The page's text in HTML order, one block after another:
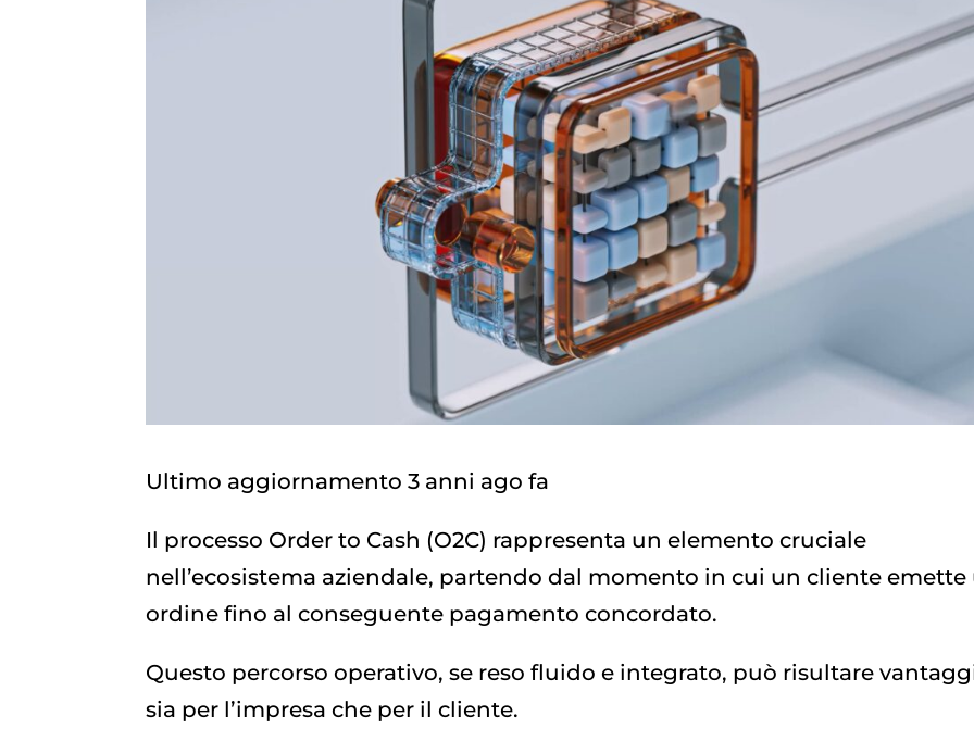
Ultimo aggiornamento 3 anni ago fa
Il processo Order to Cash (O2C) rappresenta un elemento cruciale
nell’ecosistema aziendale, partendo dal momento in cui un cliente emette
ordine fino al conseguente pagamento concordato.
Questo percorso operativo, se reso fluido e integrato, può risultare
sia per l’impresa che per il cliente.